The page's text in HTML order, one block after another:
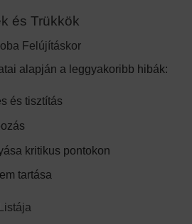
és Trükkök
Felújításkor
alapján a leggyakoribb hibák:
és tisztítás
kritikus pontokon
tartása